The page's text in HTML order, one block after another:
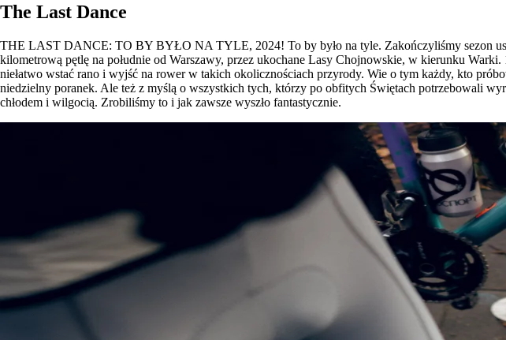
The Last Dance
THE LAST DANCE: TO BY BYŁO NA TYLE, 2024! To by było na tyle. Zakończyliśmy sezon
kilometrową pętlę na południe od Warszawy, przez ukochane Lasy Chojnowskie, w kierunku
niełatwo wstać rano i wyjść na rower w takich okolicznościach przyrody. Wie o tym każdy, kto
niedzielny poranek. Ale też z myślą o wszystkich tych, którzy po obfitych Świętach potrzebowali
chłodem i wilgocią. Zrobiliśmy to i jak zawsze wyszło fantastycznie.